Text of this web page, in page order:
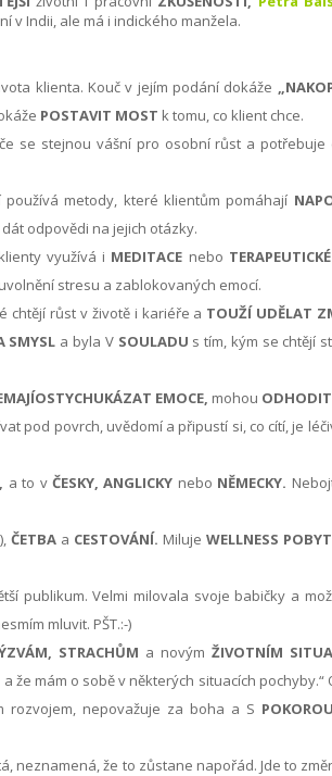
v Indii, ale má i indického manžela.
klienta. Kouč v jejím podání dokáže
POSTAVIT MOST k tomu, co klient chce.
se stejnou vášní pro osobní růst a potřebuje
používá metody, které klientům pomáhají
odpovědi na jejich otázky.
využívá i MEDITACE nebo
stresu a zablokovaných emocí.
chtějí růst v životě i kariéře a TOUŽÍ UDĚLAT
SMYSL a byla V SOULADU s tím, kým se chtějí
EMOCE, mohou
pod povrch, uvědomí a připustí si, co cítí, je
a to vČESKY, ANGLICKY nebo NĚMECKY.
ČETBAa CESTOVÁNÍ. Miluje WELLNESS
publikum. Velmi milovala svoje babičky a
mluvit. PŠT.:-)
STRACHŮM a novým ŽIVOTNÍM
že mám o sobě v některých situacích pochyby.“
rozvojem, nepovažuje za boha a S
neznamená, že to zůstane napořád. Jde to